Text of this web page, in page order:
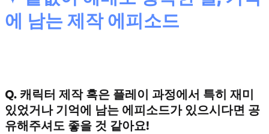
에 남는 제작 에피소드
Q. 캐릭터 제작 혹은 플레이 과정에서 특히 재미
있었거나 기억에 남는 에피소드가 있으시다면 공
유해주셔도 좋을 것 같아요!